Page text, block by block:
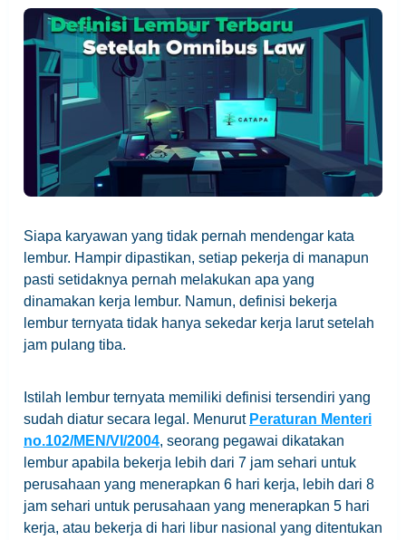
Siapa karyawan yang tidak pernah mendengar kata
lembur. Hampir dipastikan, setiap pekerja di manapun
pasti setidaknya pernah melakukan apa yang
dinamakan kerja lembur. Namun, definisi bekerja
lembur ternyata tidak hanya sekedar kerja larut setelah
jam pulang tiba.
Istilah lembur ternyata memiliki definisi tersendiri yang
sudah diatur secara legal. Menurut Peraturan Menteri
no.102/MEN/VI/2004, seorang pegawai dikatakan
lembur apabila bekerja lebih dari 7 jam sehari untuk
perusahaan yang menerapkan 6 hari kerja, lebih dari 8
jam sehari untuk perusahaan yang menerapkan 5 hari
kerja, atau bekerja di hari libur nasional yang ditentukan